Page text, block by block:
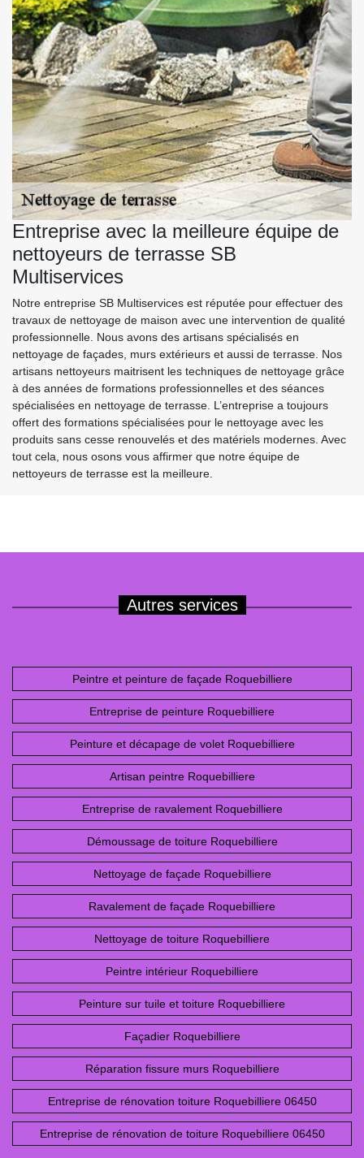
Entreprise avec la meilleure équipe de
nettoyeurs de terrasse SB
Multiservices
Notre entreprise SB Multiservices est réputée pour effectuer des
travaux de nettoyage de maison avec une intervention de qualité
professionnelle. Nous avons des artisans spécialisés en
nettoyage de façades, murs extérieurs et aussi de terrasse. Nos
artisans nettoyeurs maitrisent les techniques de nettoyage grâce
à des années de formations professionnelles et des séances
spécialisées en nettoyage de terrasse. L’entreprise a toujours
offert des formations spécialisées pour le nettoyage avec les
produits sans cesse renouvelés et des matériels modernes. Avec
tout cela, nous osons vous affirmer que notre équipe de
nettoyeurs de terrasse est la meilleure.
Autres services
Peintre et peinture de façade Roquebilliere
Entreprise de peinture Roquebilliere
Peinture et décapage de volet Roquebilliere
Artisan peintre Roquebilliere
Entreprise de ravalement Roquebilliere
Démoussage de toiture Roquebilliere
Nettoyage de façade Roquebilliere
Ravalement de façade Roquebilliere
Nettoyage de toiture Roquebilliere
Peintre intérieur Roquebilliere
Peinture sur tuile et toiture Roquebilliere
Façadier Roquebilliere
Réparation fissure murs Roquebilliere
Entreprise de rénovation toiture Roquebilliere 06450
Entreprise de rénovation de toiture Roquebilliere 06450